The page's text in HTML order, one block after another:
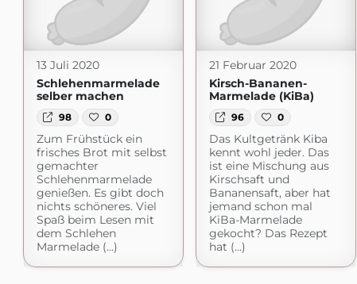
13 Juli 2020
Schlehenmarmelade
selber machen
98 0
Zum Frühstück ein
frisches Brot mit selbst
gemachter
Schlehenmarmelade
genießen. Es gibt doch
nichts schöneres. Viel
Spaß beim Lesen mit
dem Schlehen
Marmelade (...)
21 Februar 2020
Kirsch-Bananen-
Marmelade (KiBa)
96 0
Das Kultgetränk Kiba
kennt wohl jeder. Das
ist eine Mischung aus
Kirschsaft und
Bananensaft, aber hat
jemand schon mal
KiBa-Marmelade
gekocht? Das Rezept
hat (...)